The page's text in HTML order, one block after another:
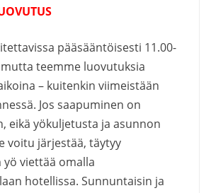
pääsääntöisesti 11.00-
teemme luovutuksia
– kuitenkin viimeistään
Jos saapuminen on
eikä yökuljetusta ja asunnon
voitu järjestää, täytyy
viettää omalla
hotellissa. Sunnuntaisin ja